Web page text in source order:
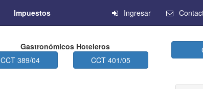
Impuestos Ingresar
Gastronómicos Hoteleros
CCT 389/04
CCT 401/05